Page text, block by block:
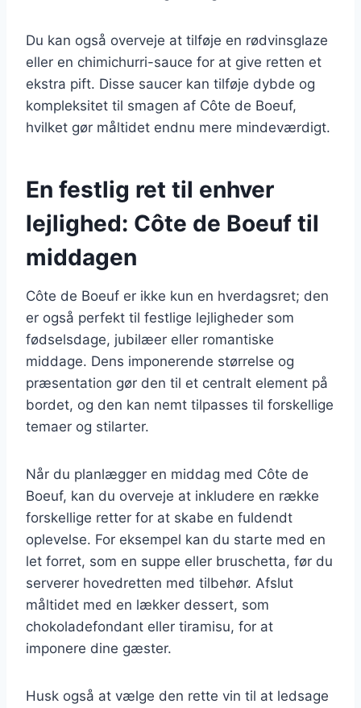
Du kan også overveje at tilføje en rødvinsglaze
eller en chimichurri-sauce for at give retten et
ekstra pift. Disse saucer kan tilføje dybde og
kompleksitet til smagen af Côte de Boeuf,
hvilket gør måltidet endnu mere mindeværdigt.
En festlig ret til enhver
lejlighed: Côte de Boeuf til
middagen
Côte de Boeuf er ikke kun en hverdagsret; den
er også perfekt til festlige lejligheder som
fødselsdage, jubilæer eller romantiske
middage. Dens imponerende størrelse og
præsentation gør den til et centralt element på
bordet, og den kan nemt tilpasses til forskellige
temaer og stilarter.
Når du planlægger en middag med Côte de
Boeuf, kan du overveje at inkludere en række
forskellige retter for at skabe en fuldendt
oplevelse. For eksempel kan du starte med en
let forret, som en suppe eller bruschetta, før du
serverer hovedretten med tilbehør. Afslut
måltidet med en lækker dessert, som
chokoladefondant eller tiramisu, for at
imponere dine gæster.
Husk også at vælge den rette vin til at ledsage